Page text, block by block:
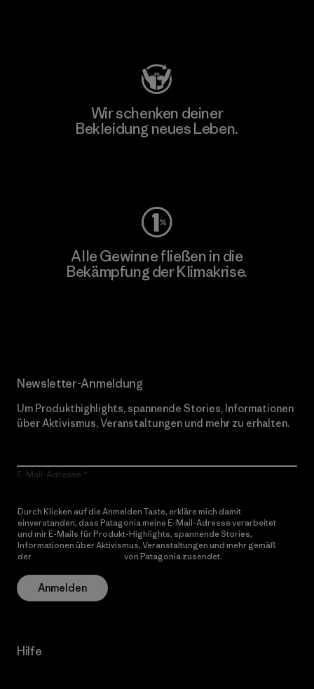
Wir schenken deiner
Bekleidung neues Leben.
Alle Gewinne fließen in die
Bekämpfung der Klimakrise.
Newsletter-Anmeldung
Um Produkthighlights, spannende Stories, Informationen
über Aktivismus, Veranstaltungen und mehr zu erhalten.
E-Mail-Adresse
Durch Klicken auf die Anmelden Taste, erkläre mich damit
einverstanden, dass Patagonia meine E-Mail-Adresse verarbeitet
und mir E-Mails für Produkt-Highlights, spannende Stories,
Informationen über Aktivismus, Veranstaltungen und mehr gemäß
der
von Patagonia zusendet.
Anmelden
Hilfe